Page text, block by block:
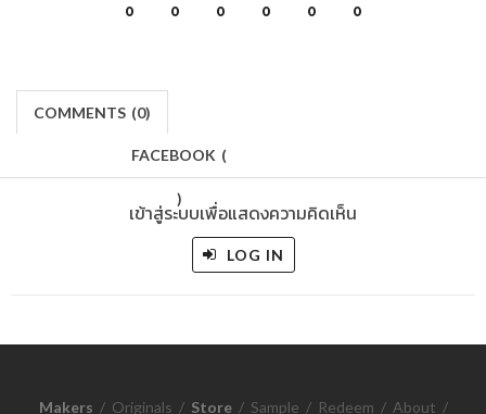
0 0 0 0 0 0
COMMENTS (0)
FACEBOOK (
)
เข้าสู่ระบบเพื่อแสดงความคิดเห็น
LOG IN
Makers / Originals / Store / Sample / Redeem / About /